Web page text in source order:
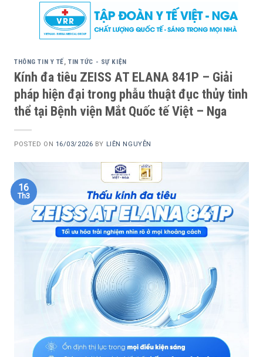
THÔNG TIN Y TẾ,TIN TỨC - SỰ KIỆN
Kính đa tiêu ZEISS AT ELANA 841P – Giải
pháp hiện đại trong phẫu thuật đục thủy tinh
thể tại Bệnh viện Mắt Quốc tế Việt – Nga
POSTED ON 16/03/2026 BY LIÊN NGUYỄN
16
Th3